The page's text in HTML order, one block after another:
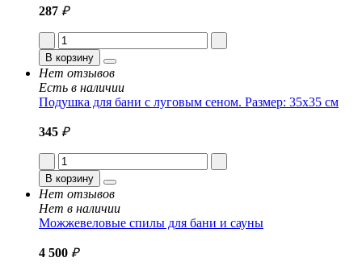
287 ₽
В корзину
Нет отзывов
Есть в наличии
Подушка для бани с луговым сеном. Размер: 35x35 см
345 ₽
В корзину
Нет отзывов
Нет в наличии
Можжевеловые спилы для бани и сауны
4 500 ₽